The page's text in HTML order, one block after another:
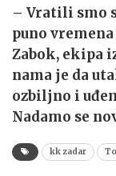
– Vratili smo
puno
Zabok, ekipa
nama je da
ozbiljno i
Nadamo se
kk zadar